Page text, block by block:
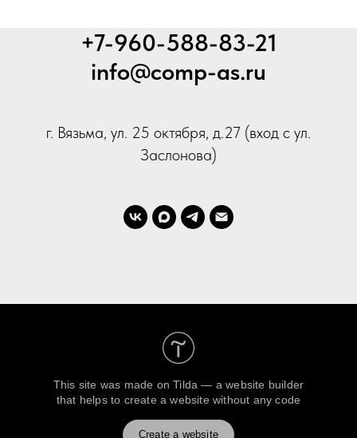
+7-960-588-83-21
info@comp-as.ru
г. Вязьма, ул. 25 октября, д.27 (вход с ул.
Заслонова)
This site was made onTilda — a website builder
that helps to create a website without any code
Create a website